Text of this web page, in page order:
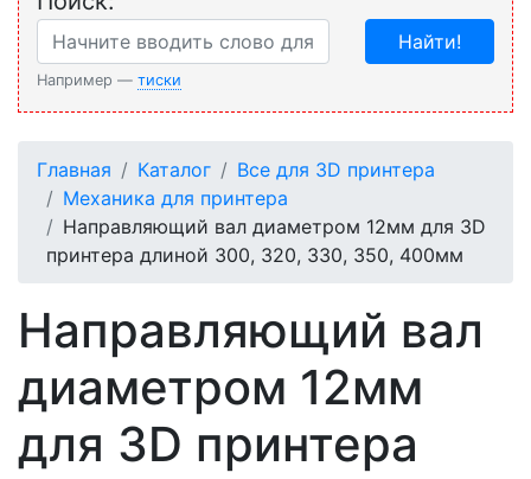
Например — тиски
Найти!
Главная Каталог
Все для 3D принтера
Механика для принтера
Направляющий вал диаметром 12мм для 3D
принтера длиной 300, 320, 330, 350, 400мм
Направляющий вал
диаметром 12мм
для 3D принтера